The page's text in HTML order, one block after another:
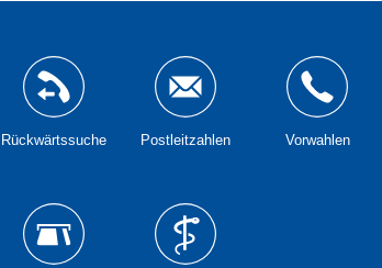
Rückwärtssuche Postleitzahlen Vorwahlen